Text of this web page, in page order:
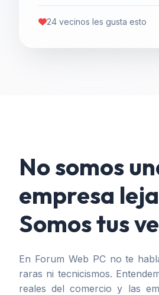
24 vecinos les gusta esto
No somos
empresa
Somos tus
En Forum Web PC no te
raras ni tecnicismos.
reales del comercio y las